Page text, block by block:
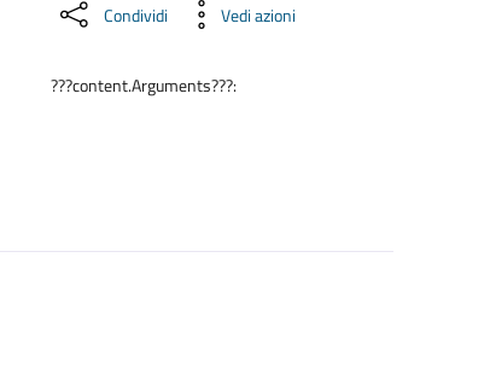
Condividi Vedi azioni
???content.Arguments???: